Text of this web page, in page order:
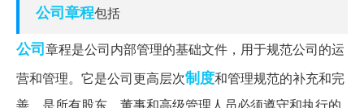
公司章程包括
公司章程是公司内部管理的基础文件，用于规范公司的运
营和管理。它是公司更高层次制度和管理规范的补充和完
善，是所有股东、董事和高级管理人员必须遵守和执行的